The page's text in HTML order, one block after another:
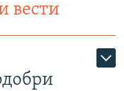
вести